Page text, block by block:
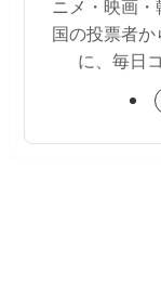
国の投票者
に、毎日